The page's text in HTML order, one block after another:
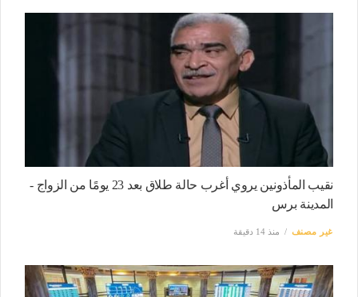
نقيب المأذونين يروي أغرب حالة طلاق بعد 23 يومًا من الزواج -
المدينة برس
غير مصنف منذ 14 دقيقة